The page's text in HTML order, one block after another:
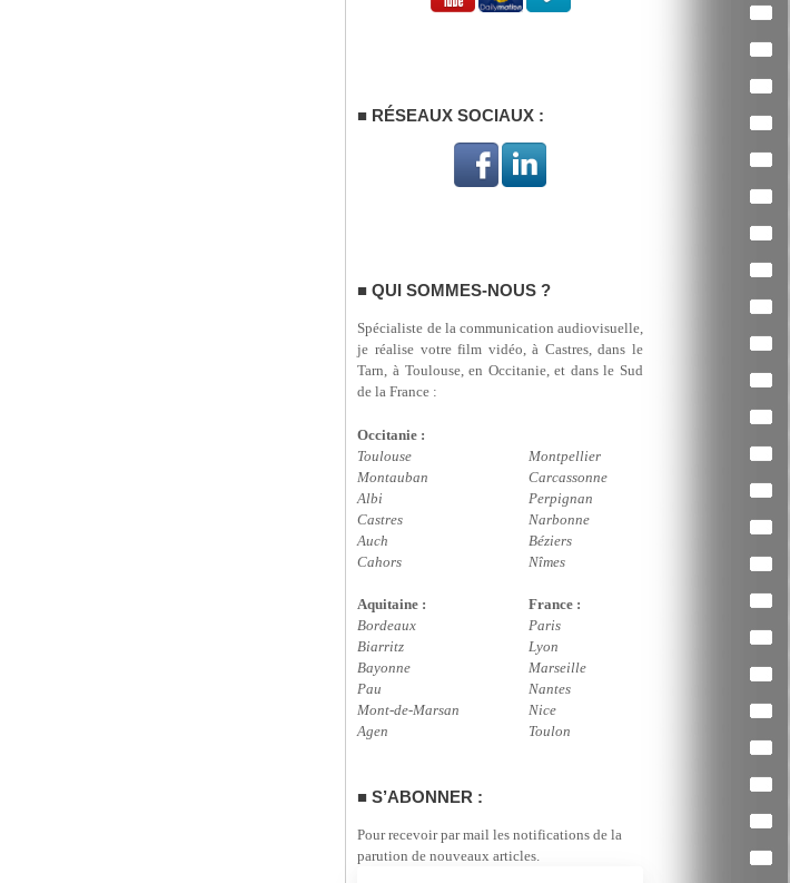
RÉSEAUX SOCIAUX :
QUI SOMMES-NOUS ?
Spécialiste de la communication audiovisuelle,
je réalise votre film vidéo, à Castres, dans le
Tarn, à Toulouse, en Occitanie, et dans le Sud
de la France :
Occitanie :
Toulouse
Montauban
Albi
Castres
Auch
Cahors
Montpellier
Carcassonne
Perpignan
Narbonne
Béziers
Nîmes
Aquitaine :
Bordeaux
Biarritz
Bayonne
Pau
Mont-de-Marsan
Agen
France :
Paris
Lyon
Marseille
Nantes
Nice
Toulon
S’ABONNER :
Pour recevoir par mail les notifications de la
parution de nouveaux articles.